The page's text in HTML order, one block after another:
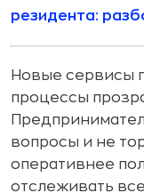
резидента:
Новые сервисы
процессы
вопросы и не
оперативнее
отслеживать